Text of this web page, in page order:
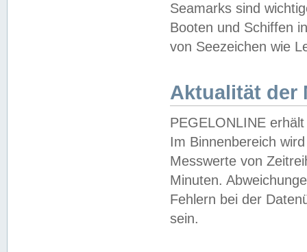
Seamarks sind
Booten und Schiffen
von Seezeichen wie
Aktualität der
PEGELONLINE
Im Binnenbereich
Messwerte von
Minuten.
Fehlern bei der
sein.